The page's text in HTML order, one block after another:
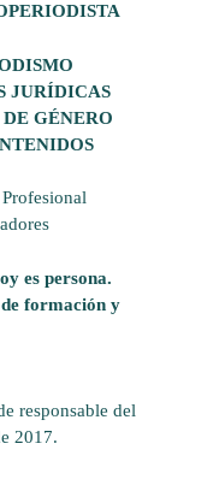
JURÍDICAS
GÉNERO
es persona.
formación y
responsable del
2017.